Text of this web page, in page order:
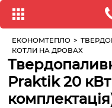
ЕКОНОМТЕПЛО >
КОТЛИ НА ДРОВАХ
Praktik 20